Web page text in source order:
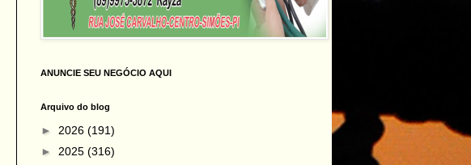
ANUNCIE SEU NEGÓCIO AQUI
Arquivo do blog
► 2026 (191)
► 2025 (316)